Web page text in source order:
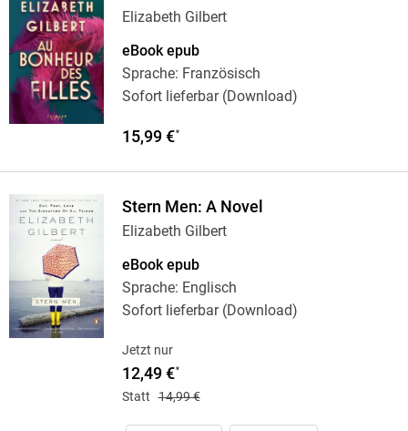
Elizabeth Gilbert
eBook epub
Sprache: Französisch
Sofort lieferbar (Download)
15,99 €*
Stern Men: A Novel
Elizabeth Gilbert
eBook epub
Sprache: Englisch
Sofort lieferbar (Download)
Jetzt nur
12,49 €*
Statt 14,99 €